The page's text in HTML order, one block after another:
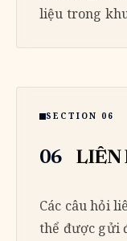
liệu trong
SECTION 06
06 LIÊN
Các câu hỏi
thể được gửi